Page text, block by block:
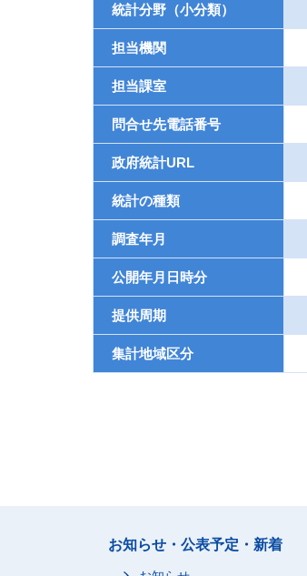
統計分野（小分類）
担当機関
担当課室
問合せ先電話番号
政府統計URL
統計の種類
調査年月
公開年月日時分
提供周期
集計地域区分
お知らせ・公表予定・新着